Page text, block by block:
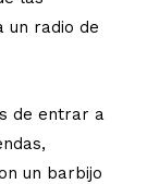
un radio de
de entrar a
un barbijo